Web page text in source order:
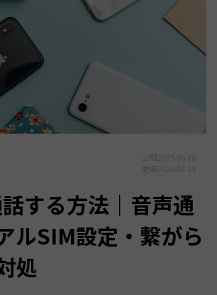
する方法｜音声通
ルSIM設定・繋がら
処